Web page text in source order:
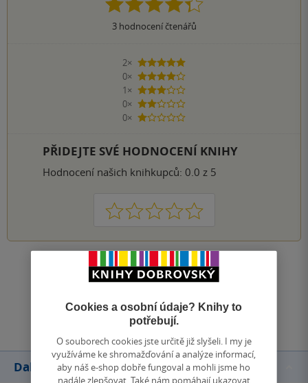
3hodnocení čtenářů
2×
5 hvězdiček
0×
4 hvězdičky
1×
3 hvězdičky
0×
2 hvězdičky
0×
1 hvezdička
PŘIDEJTE SVÉ HODNOCENÍ KNIHY
Hodnocení našich knihkupců: 0.0 z 5
1 2 3 4 5
Zobrazit všechna hodnocení
Přidat hodnocení
Další knihy autora
Cookies a osobní údaje? Knihy to
potřebují.
O souborech cookies jste určitě již slyšeli. I my je
využíváme ke shromažďování a analýze informací,
aby náš e-shop dobře fungoval a mohli jsme ho
nadále zlepšovat. Také nám pomáhají ukazovat